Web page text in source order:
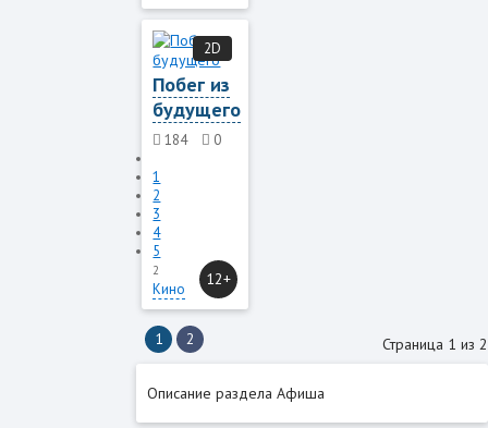
Побег из
будущего
184
0
1
2
3
4
5
2
Кино
2D
12+
Страница 1 из 2
1 2
Описание раздела Афиша